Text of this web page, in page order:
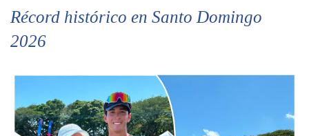
Récord histórico en Santo Domingo
2026